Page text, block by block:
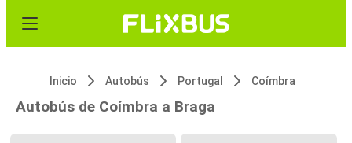
Inicio Autobús Portugal Coímbra
Autobús de Coímbra a Braga